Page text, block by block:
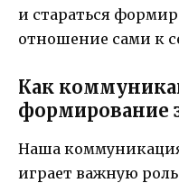
и стараться
отношение сами к
Как
формирование
Наша
играет важную